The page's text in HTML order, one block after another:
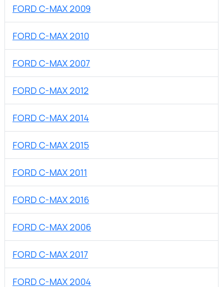
FORD C-MAX 2009
FORD C-MAX 2010
FORD C-MAX 2007
FORD C-MAX 2012
FORD C-MAX 2014
FORD C-MAX 2015
FORD C-MAX 2011
FORD C-MAX 2016
FORD C-MAX 2006
FORD C-MAX 2017
FORD C-MAX 2004